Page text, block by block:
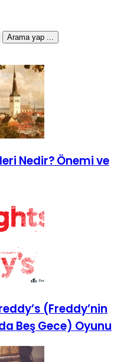
Arama yap ...
Nedir? Önemi ve
(Freddy’nin
Beş Gece) Oyunu